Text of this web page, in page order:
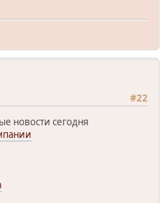
#22
новости сегодня